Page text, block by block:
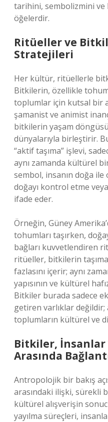
tarihini, sembolizmini ve
öğelerdir.
Ritüeller ve
Stratejileri
Her kültür, ritüellerle
Bitkilerin, özellikle
toplumlar için kutsal bir
şamanist ve animist
bitkilerin yaşam
dünyalarıyla birleştirir.
“aktif taşıma” işlevi,
aynı zamanda kültürel
sembol, insanın doğa
doğayı kontrol etme
ifade eder.
Örneğin, Güney
tohumları taşırken,
bağları kuvvetlendiren
ritüeller, bitkilerin
fazlasını içerir; aynı
yapısının ve kültürel
Bitkiler burada sadece
getiren varlıklar değildir;
toplumların kültürel ve
Bitkiler,
Arasında
Antropolojik bir bakış
arasındaki ilişki, sürekli
kültürel alışverişin
yayılma süreçleri,